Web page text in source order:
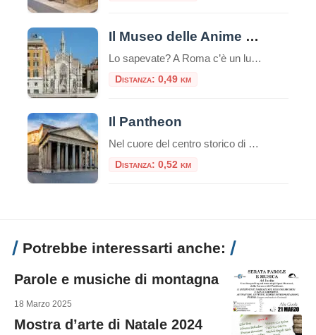
Il Museo delle Anime del Purgatorio
Lo sapevate? A Roma c’è un luogo unico e inquietante: il Museo delle Anime del Purgatorio. Il museo delle anime del Purgatorio è un’esposizione di documenti e testimonianze allestita in un locale adiacente alla sacrestia della piccola chiesa neogotica del Sacro Cuore del Suffragio a Roma. Tali documenti proverebbero l’esistenza del Purgatorio. La chiesa del […]
Distanza: 0,49 km
Il Pantheon
Nel cuore del centro storico di Roma, a pochi passi da Piazza Navona e dalla Fontana di Trevi, sorge uno dei monumenti più straordinari dell’antichità: il Pantheon, capolavoro dell’architettura romana, ancora oggi tra gli edifici meglio conservati dell’intero mondo classico. Breve storia del Pantheon Il nome Pantheon deriva dal greco e significa “tempio di tutti […]
Distanza: 0,52 km
Potrebbe interessarti anche:
Parole e musiche di montagna
18 Marzo 2025
Mostra d’arte di Natale 2024